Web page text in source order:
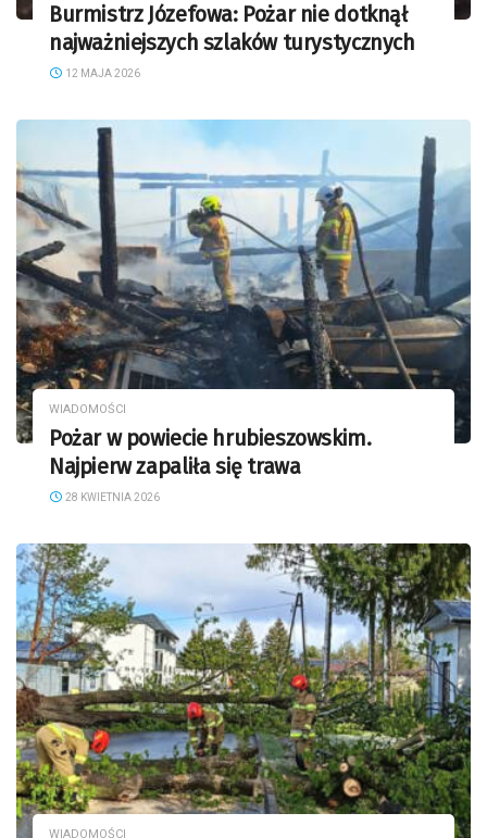
Burmistrz Józefowa: Pożar nie dotknął
najważniejszych szlaków turystycznych
12 MAJA 2026
WIADOMOŚCI
Pożar w powiecie hrubieszowskim.
Najpierw zapaliła się trawa
28 KWIETNIA 2026
WIADOMOŚCI